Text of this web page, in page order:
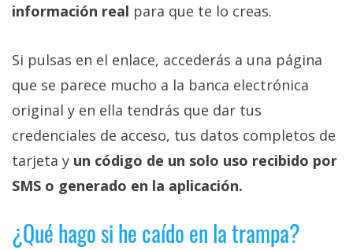
información real para que te lo creas.
Si pulsas en el enlace, accederás a una página
que se parece mucho a la banca electrónica
original y en ella tendrás que dar tus
credenciales de acceso, tus datos completos de
tarjeta y un código de un solo uso recibido por
SMS o generado en la aplicación.
¿Qué hago si he caído en la trampa?